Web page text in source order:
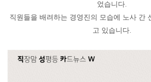
었습니다.
직원들을 배려하는 경영진의 모습에 노사 간
고 있습니다.